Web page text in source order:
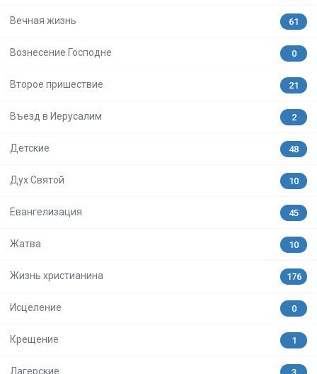
Вечная жизнь 61
Вознесение Господне 0
Второе пришествие 21
Въезд в Иерусалим 2
Детские 48
Дух Святой 10
Евангелизация 45
Жатва 10
Жизнь христианина 176
Исцеление 0
Крещение 1
Лагерские